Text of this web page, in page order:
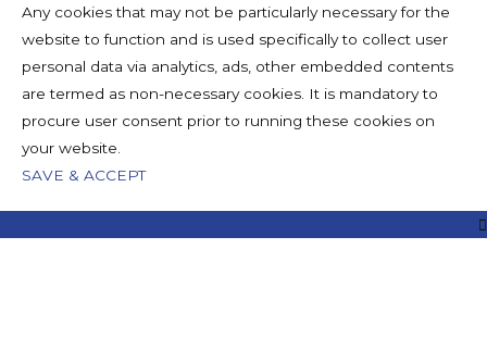
Any cookies that may not be particularly necessary for the
website to function and is used specifically to collect user
personal data via analytics, ads, other embedded contents
are termed as non-necessary cookies. It is mandatory to
procure user consent prior to running these cookies on
your website.
SAVE & ACCEPT